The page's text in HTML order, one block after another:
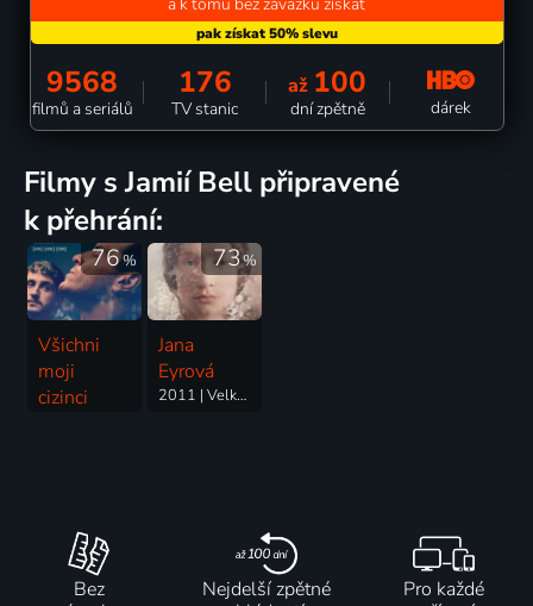
9568
filmů a seriálů
176
TV stanic
až 100
dní zpětně dárek
filmy s Jamií Bell připravené
k přehrání:
76%
Všichni
moji
cizinci
73%
Jana
Eyrová
2011 | Velká Británie, USA | Drama, Romantický
Bez
Nejdelší zpětné
Pro každé